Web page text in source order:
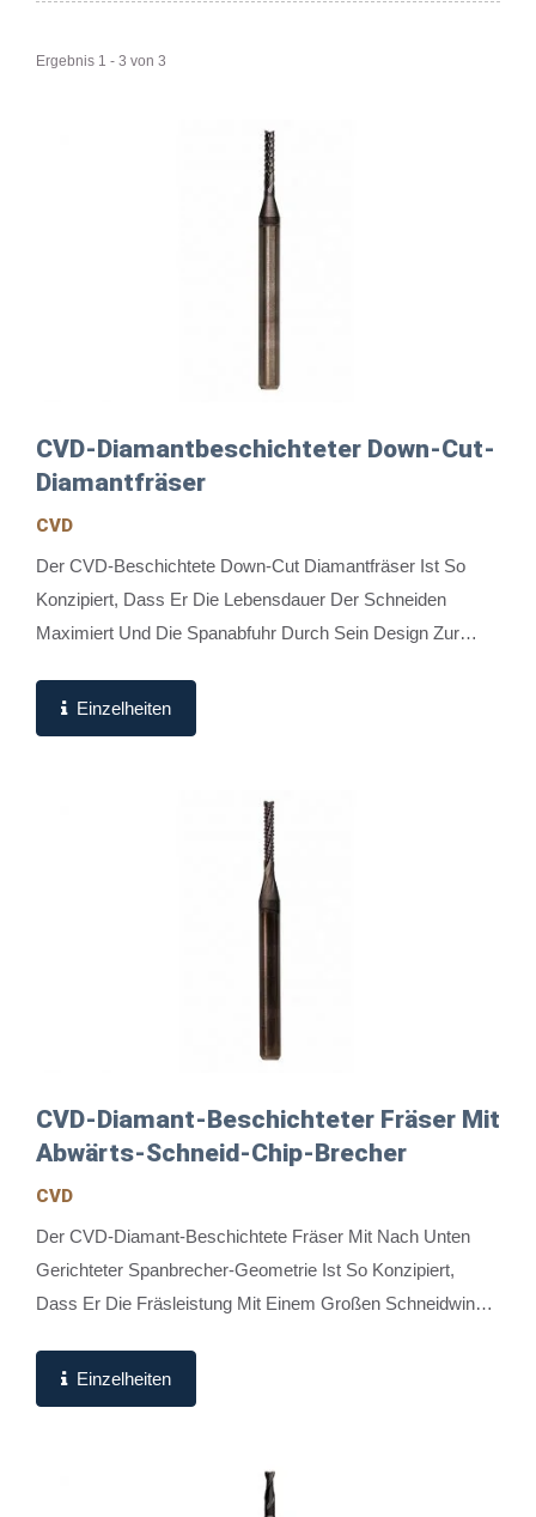
Ergebnis 1 - 3 von 3
CVD-Diamantbeschichteter Down-Cut-
Diamantfräser
CVD
Der CVD-Beschichtete Down-Cut Diamantfräser Ist So
Konzipiert, Dass Er Die Lebensdauer Der Schneiden
Maximiert Und Die Spanabfuhr Durch Sein Design Zur
Entgratung...
Einzelheiten
CVD-Diamant-Beschichteter Fräser Mit
Abwärts-Schneid-Chip-Brecher
CVD
Der CVD-Diamant-Beschichtete Fräser Mit Nach Unten
Gerichteter Spanbrecher-Geometrie Ist So Konzipiert,
Dass Er Die Fräsleistung Mit Einem Großen Schneidwinkel
Einzelheiten